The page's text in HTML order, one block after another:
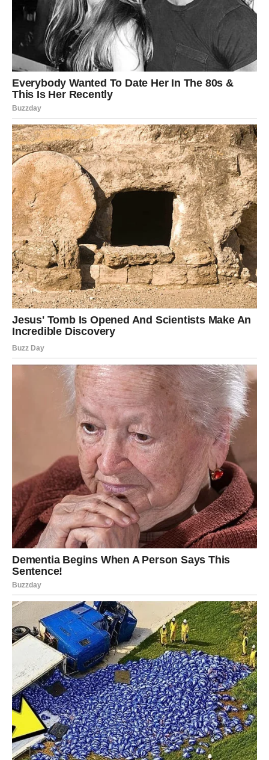
izražavanja i borbe s unutarnjim demonima. Kroz svoje
pjesme, dijelio je svoje emocije i iskustva, nadajući se da će
inspirirati druge koji se suočavaju s sličnim problemima.
Njegovo stvaralaštvo obuhvatilo je mnoge žanrove, od popa
do tradicionalnih bosanskih melodija, što govori o njegovoj
svestranosti kao umjetnika. Nažalost, njegovi lični problemi su
ga na kraju nadvladali. Tuga koju je osjećao bila je nevidljiva
mnogima, a njegova borba sa mentalnim zdravljem je
podsjećanje da se iza uspješnih lica često kriju neizgovorene
borbe. Ova tragedija može poslužiti kao podsjetnik svima
nama koliko je važno pružiti podršku onima koje volimo i
otvoreno razgovarati o mentalnom zdravlju. Teme kao što su
depresija i usamljenost često ostaju nevidljive, a otvoreni
razgovori mogu pomoći u razbijanju stigme koja ih okružuje.
Uzgoj Orhideja: Veština koja
Donosi Radost
Uz Mujičin tragičan odlazak, nudimo i osvježenje u svijetu
biljaka. Mnogi se pitaju kako uzgajati orhideje, biljke koje se
često smatraju zahtjevnim za njegu. Međutim, istina je da
orhideje mogu biti izuzetno zadovoljavajuće biljke za uzgoj,
ako znate nekoliko osnovnih pravila. Kroz ovaj tekst otkrićete
kako pravilno zalijevati orhideje, odabrati pravi supstrat i pružiti
im njegu koja im je potrebna za zdrav rast. Postoji mnogo
vrsta orhideja, od onih koje su jednostavne za uzgoj do onih
koje zahtijevaju više pažnje i stručnosti, pa je važno odabrati
pravu vrstu za vaše uslove.
Mitovi o Težini Održavanja Orhideja
Jedan od najčešćih mitova je da su orhideje izuzetno teške za
uzgajanje i održavanje. Ova zabluda često odbija mnoge
ljubitelje biljaka da se upuste u uzgoj orhideja. U stvarnosti,
orhideje zahtijevaju manje zalijevanja nego mnoge druge biljke.
Ključ je u razumijevanju njihovih potrebа i pravila za
navodnjavanje. Na primjer, supstrat od kokosa, koji se često
koristi za uzgoj orhideja, ima različita svojstva u odnosu na
običnu zemlju. Važno je znati kako pravilno zalijevati orhideje
kako bi se smanjila učestalost zalijevanja. Dodatno, svjetlost i
temperatura su također ključni faktori: orhideje obično
preferiraju svijetla mjesta, ali ne i izravnu sunčevu svjetlost.
Pravilno Zalijevanje i Njega
Prilikom zalijevanja orhideja, važno je da ne pretjerujete.
Prekomjerno zalijevanje može dovesti do truljenja korijena,
dok nedovoljno zalijevanje može uzrokovati sušenje biljke.